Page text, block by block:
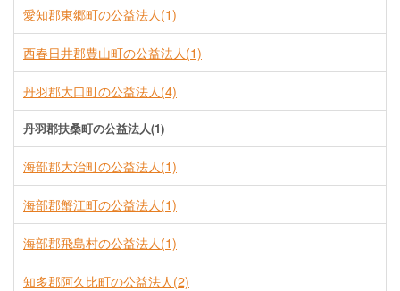
愛知郡東郷町の公益法人(1)
西春日井郡豊山町の公益法人(1)
丹羽郡大口町の公益法人(4)
丹羽郡扶桑町の公益法人(1)
海部郡大治町の公益法人(1)
海部郡蟹江町の公益法人(1)
海部郡飛島村の公益法人(1)
知多郡阿久比町の公益法人(2)